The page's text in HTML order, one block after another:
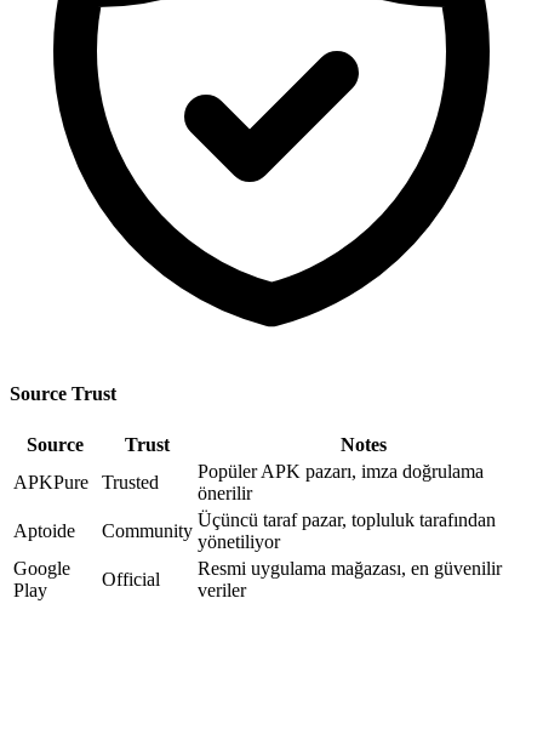
Source Trust
Source Trust
Notes
APKPure
Trusted
Popüler APK pazarı, imza doğrulama
önerilir
Aptoide
Community
Üçüncü taraf pazar, topluluk tarafından
yönetiliyor
Google
Play
Official
Resmi uygulama mağazası, en güvenilir
veriler